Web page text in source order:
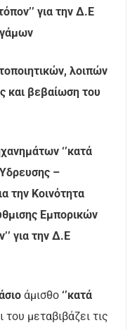
για την Δ.Ε
λοιπών
και βεβαίωση του
‘’κατά
–
την Κοινότητα
Εμπορικών
για την Δ.Ε
άμισθο ‘’κατά
του μεταβιβάζει τις